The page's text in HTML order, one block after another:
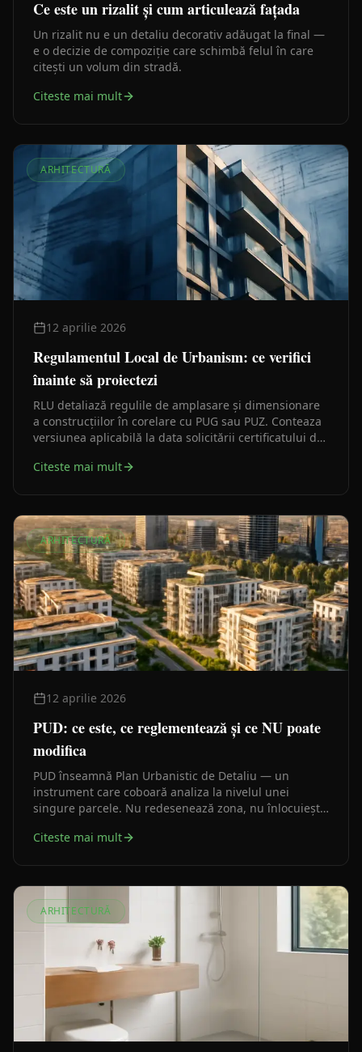
Ce este un rizalit și cum articulează fațada
Un rizalit nu e un detaliu decorativ adăugat la final —
e o decizie de compoziție care schimbă felul în care
citești un volum din stradă.
Citeste mai mult
ARHITECTURĂ
12 aprilie 2026
Regulamentul Local de Urbanism: ce verifici
înainte să proiectezi
RLU detaliază regulile de amplasare și dimensionare
a construcțiilor în corelare cu PUG sau PUZ. Conteaza
versiunea aplicabilă la data solicitării certificatului de
vechi.
Citeste mai mult
ARHITECTURĂ
12 aprilie 2026
PUD: ce este, ce reglementează și ce NU poate
modifica
PUD înseamnă Plan Urbanistic de Detaliu — un
instrument care coboară analiza la nivelul unei
singure parcele. Nu redesenează zona, nu înlocuiește
superior.
Citeste mai mult
ARHITECTURĂ